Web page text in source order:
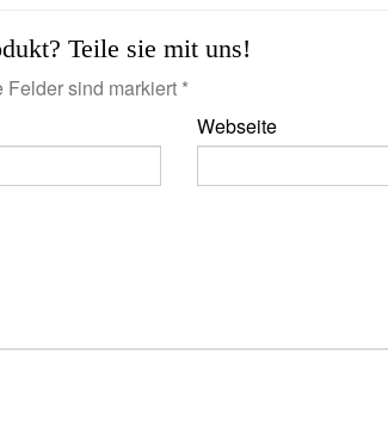
Teile sie mit uns!
sind markiert *
Webseite